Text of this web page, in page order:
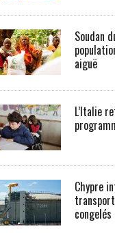
Soudan
aiguë
L’Italie
Chypre
congelés